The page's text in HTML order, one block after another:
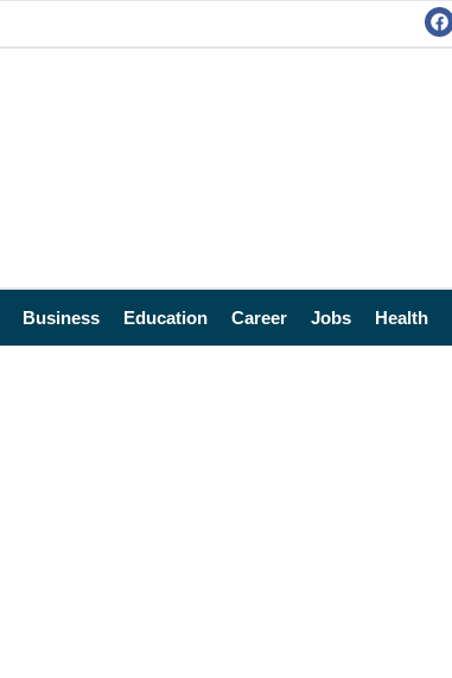
Business Education Career Jobs Health